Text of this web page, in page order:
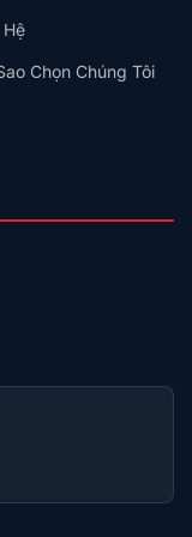
Hệ
Chọn Chúng Tôi